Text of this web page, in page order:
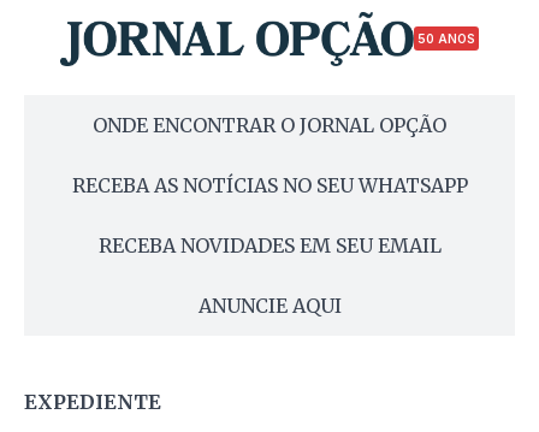
50 ANOS
ONDE ENCONTRAR O JORNAL OPÇÃO
RECEBA AS NOTÍCIAS NO SEU WHATSAPP
RECEBA NOVIDADES EM SEU EMAIL
ANUNCIE AQUI
EXPEDIENTE